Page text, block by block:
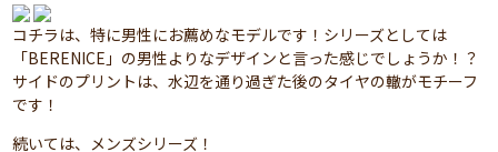
コチラは、特に男性にお薦めなモデルです！シリーズとしては
「BERENICE」の男性よりなデザインと言った感じでしょうか！？
サイドのプリントは、水辺を通り過ぎた後のタイヤの轍がモチーフ
です！
続いては、メンズシリーズ！